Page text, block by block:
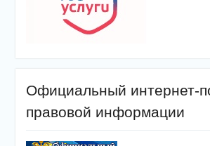
Официальный интернет-
правовой информации